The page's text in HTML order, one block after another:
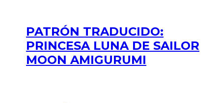
PATRÓN TRADUCIDO:
PRINCESA LUNA DE SAILOR
MOON AMIGURUMI